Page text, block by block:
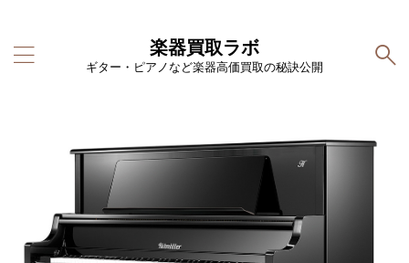
楽器買取ラボ
ギター・ピアノなど楽器高価買取の秘訣公開